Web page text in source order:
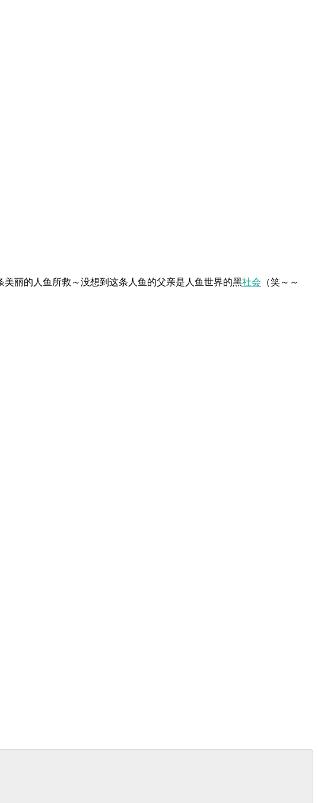
丽的人鱼所救～没想到这条人鱼的父亲是人鱼世界的黑社会 （笑～～